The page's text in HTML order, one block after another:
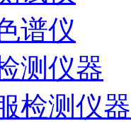
谱仪
测仪器
检测仪器